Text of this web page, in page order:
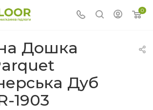
0
Дошка
Дуб
1903